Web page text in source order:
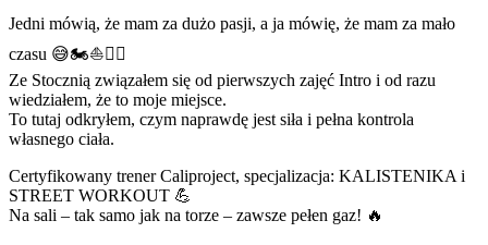
Jedni mówią, że mam za dużo pasji, a ja mówię, że mam za mało
czasu 😅🏍️⛵🤸‍♂️
Ze Stocznią związałem się od pierwszych zajęć Intro i od razu
wiedziałem, że to moje miejsce.
To tutaj odkryłem, czym naprawdę jest siła i pełna kontrola
własnego ciała.
Certyfikowany trener Caliproject, specjalizacja: KALISTENIKA i
STREET WORKOUT 💪
Na sali – tak samo jak na torze – zawsze pełen gaz! 🔥